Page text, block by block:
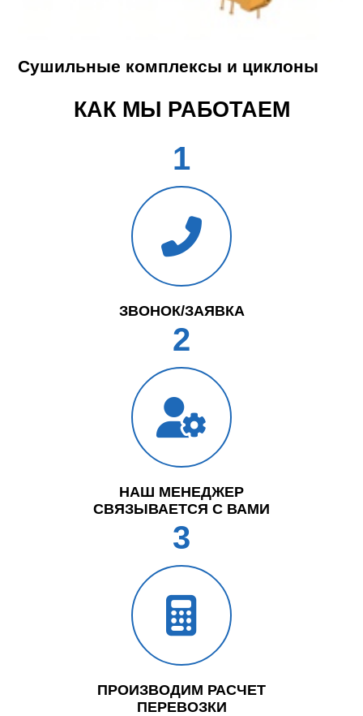
Сушильные комплексы и циклоны
КАК МЫ РАБОТАЕМ
1
ЗВОНОК/ЗАЯВКА
2
НАШ МЕНЕДЖЕР
СВЯЗЫВАЕТСЯ С ВАМИ
3
ПРОИЗВОДИМ РАСЧЕТ
ПЕРЕВОЗКИ